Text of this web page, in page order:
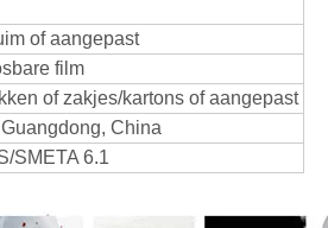
of aangepast
film
of zakjes/kartons of aangepast
China
SMETA 6.1